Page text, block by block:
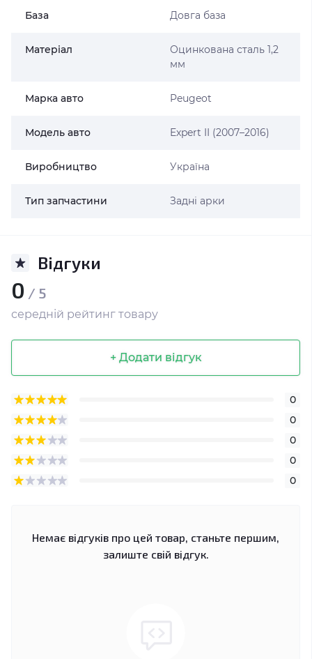
База Довга база
Матеріал
Оцинкована сталь 1,2
мм
Марка авто Peugeot
Модель авто Expert II (2007–2016)
Виробництво Україна
Тип запчастини Задні арки
Відгуки
0 / 5
середній рейтинг товару
+ Додати відгук
0
0
0
0
0
Немає відгуків про цей товар, станьте першим,
залиште свій відгук.